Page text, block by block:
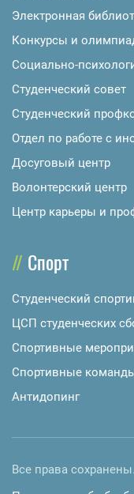
Электронная
Конкурсы и
Социально-
Студенческий совет
Студенческий
Отдел по работе с
Досуговый центр
Волонтерский центр
Центр карьеры и
Спорт
Студенческий
ЦСП студенческих
Спортивные
Спортивные
Антидопинг
Все права